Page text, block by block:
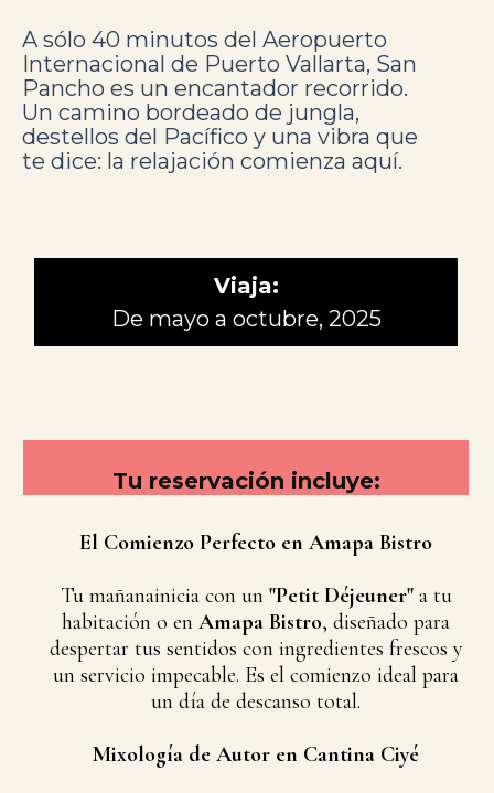
A sólo 40 minutos del Aeropuerto
Internacional de Puerto Vallarta, San
Pancho es un encantador recorrido.
Un camino bordeado de jungla,
destellos del Pacífico y una vibra que
te dice: la relajación comienza aquí.
Viaja:
De mayo a octubre, 2025
Tu reservación incluye:
El Comienzo Perfecto en Amapa Bistro
Tu mañanainicia con un "Petit Déjeuner"a tu
habitación o en Amapa Bistro, diseñado para
despertar tus sentidos con ingredientes frescos y
un servicio impecable. Es el comienzo ideal para
un día de descanso total.
Mixología de Autor en Cantina Ciyé